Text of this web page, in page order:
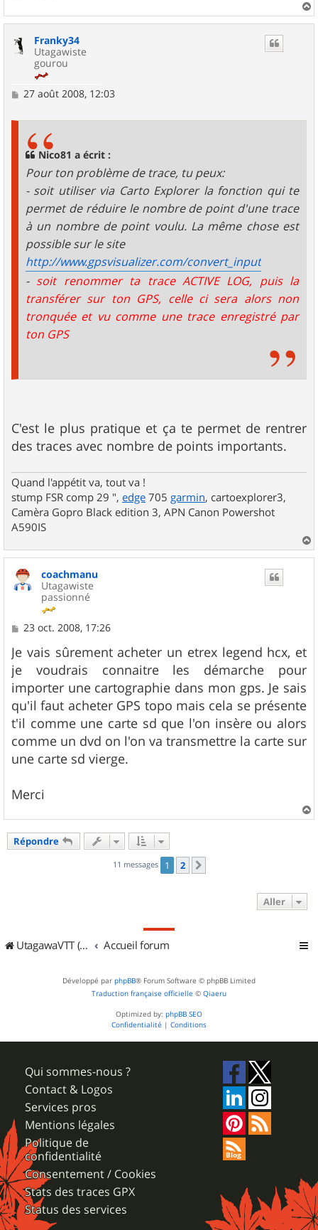
a
Franky34
Utagawiste
gourou
M
27 août 2008, 12:03
Nico81 a écrit :
Pour ton problème de trace, tu peux:
- soit utiliser via Carto Explorer la fonction qui te
permet de réduire le nombre de point d'une trace
à un nombre de point voulu. La même chose est
possible sur le site
http://www.gpsvisualizer.com/convert_input
- soit renommer ta trace ACTIVE LOG, puis la
transférer sur ton GPS, celle ci sera alors non
tronquée et vu comme une trace enregistré par
ton GPS
C'est le plus pratique et ça te permet de rentrer
des traces avec nombre de points importants.
Quand l'appétit va, tout va !
stump FSR comp 29 ", edge 705 garmin, cartoexplorer3,
Camèra Gopro Black edition 3, APN Canon Powershot
A590IS
a
coachmanu
Utagawiste
passionné
M
s
s
a
g
e
23 oct. 2008, 17:26
Je vais sûrement acheter un etrex legend hcx, et
je voudrais connaitre les démarche pour
importer une cartographie dans mon gps. Je sais
qu'il faut acheter GPS topo mais cela se présente
t'il comme une carte sd que l'on insère ou alors
comme un dvd on l'on va transmettre la carte sur
une carte sd vierge.
Merci
a
Répondre
11 messages 1 2
Aller
UtagawaVTT (Randos VTT et VTTAE avec traces GPS) Accueil forum
Développé par phpBB® Forum Software © phpBB Limited
Traduction française officielle © Qiaeru
Optimized by: phpBB SEO
Confidentialité | Conditions
Qui sommes-nous ?
Contact & Logos
Services pros
Mentions légales
Politique de
confidentialité
Consentement / Cookies
Stats des traces GPX
Status des services